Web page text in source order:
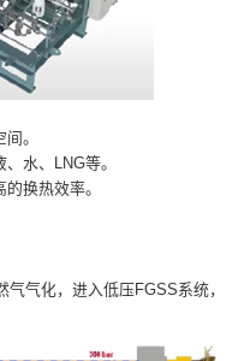
。
水、LNG等。
换热效率。
气化，进入低压FGSS系统，